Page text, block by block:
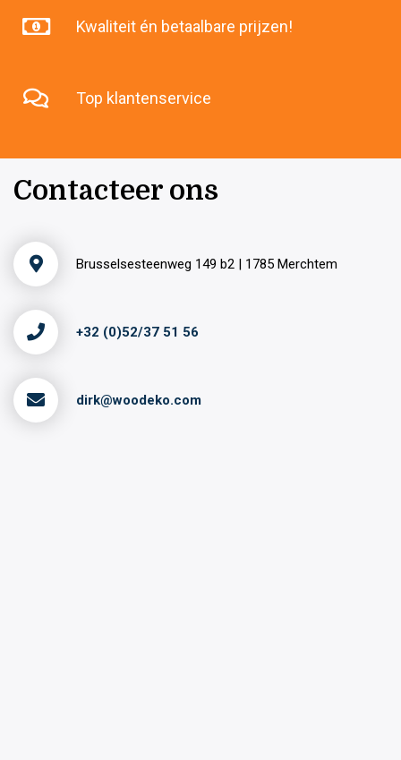
Kwaliteit én betaalbare prijzen!
Top klantenservice
Contacteer ons
Brusselsesteenweg 149 b2 | 1785 Merchtem
+32 (0)52/37 51 56
dirk@woodeko.com